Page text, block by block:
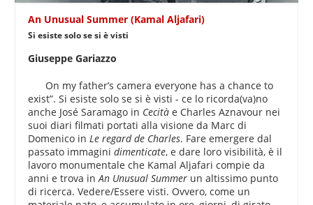
An Unusual Summer (Kamal Aljafari)
Si esiste solo se si è visti
Giuseppe Gariazzo
On my father’s camera everyone has a chance to
exist”. Si esiste solo se si è visti - ce lo ricorda(va)no
anche José Saramago in Cecità e Charles Aznavour nei
suoi diari filmati portati alla visione da Marc di
Domenico inLe regard de Charles. Fare emergere dal
passato immaginidimenticate, e dare loro visibilità, è il
lavoro monumentale che Kamal Aljafari compie da
anni e trova inAn Unusual Summer un altissimo punto
di ricerca. Vedere/Essere visti. Ovvero, come un